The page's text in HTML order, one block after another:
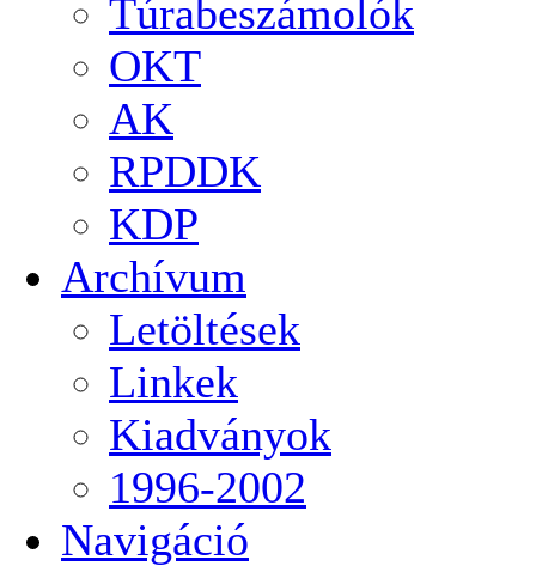
Túrabeszámolók
OKT
AK
RPDDK
KDP
Archívum
Letöltések
Linkek
Kiadványok
1996-2002
Navigáció